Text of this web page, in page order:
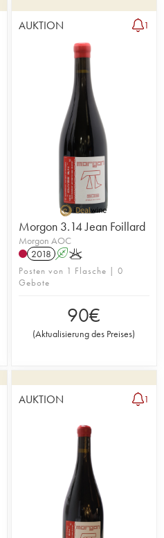
AUKTION 1
Morgon 3.14 Jean Foillard
Morgon AOC
2018 AK
Posten von 1 Flasche | 0
Gebote
90€
(Aktualisierung des Preises)
AUKTION 1